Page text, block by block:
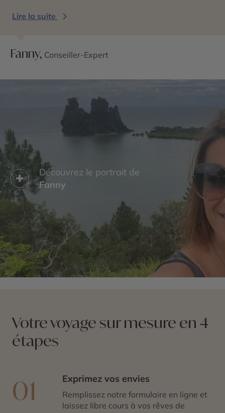
Lire la suite
Fanny, Conseiller-Expert
Découvrez le portrait de
Fanny
Votre voyage sur mesure en 4
étapes
01 Exprimez vos envies
Remplissez notre formulaire en ligne et
laissez libre cours à vos rêves de